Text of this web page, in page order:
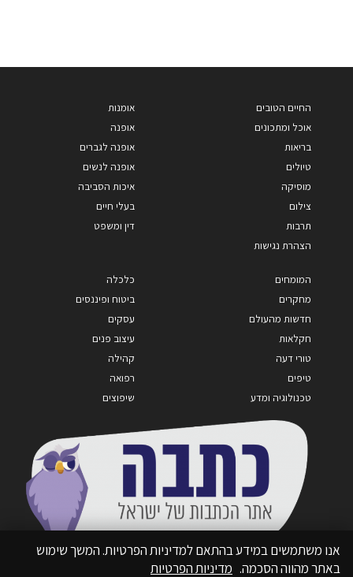
החיים הטובים
אוכל ומתכונים
בריאות
טיולים
מוסיקה
צילום
תרבות
הצהרת נגישות
אומנות
אופנה
אופנה לגברים
אופנה לנשים
איכות הסביבה
בעלי חיים
דין ומשפט
המומחים
מחקרים
חדשות מהעולם
חקלאות
טורי דעה
טיפים
טכנולוגיה ומדע
כלכלה
ביטוח ופיננסים
עסקים
עיצוב פנים
קהילה
רפואה
שיפוצים
אנו משתמשים במידע בהתאם למדיניות הפרטיות. המשך שימוש
באתר מהווה הסכמה. מדיניות הפרטיות